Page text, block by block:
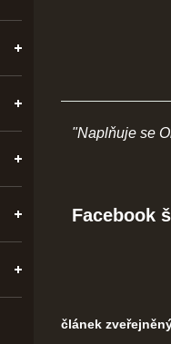
"Naplňuje se
Facebook
článek